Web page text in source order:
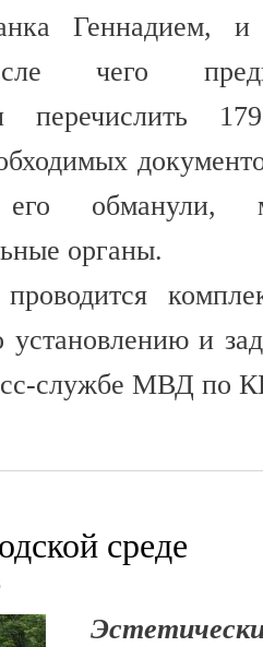
Геннадием,
чего
перечислить
обманули,
органы.
установлению и
службе МВД по
среде